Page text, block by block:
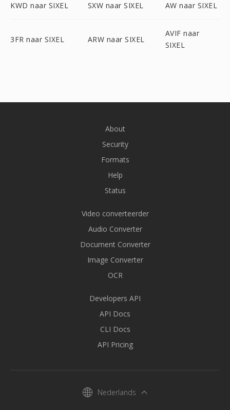
KWD naar SIXEL SXW naar SIXEL AW naar SIXEL
3FR naar SIXEL ARW naar SIXEL
AVIF naar
SIXEL
About
Security
Formats
Help
Status
Video converteerder
Audio Converter
Document Converter
Image Converter
OCR
Developers API
API Docs
CLI Docs
API Pricing
Nederlands